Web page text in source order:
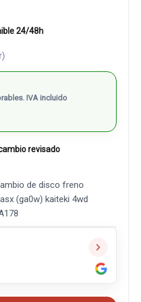
24/48h
IVA incluido
revisado
de disco freno
(ga0w) kaiteki 4wd